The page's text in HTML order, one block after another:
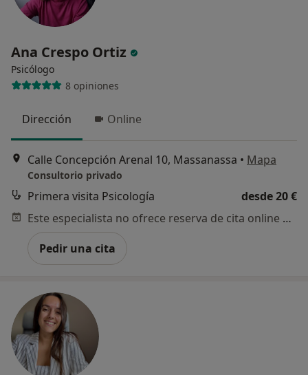
Ana Crespo Ortiz
Psicólogo
8 opiniones
Dirección Online
Calle Concepción Arenal 10, Massanassa • Mapa
Consultorio privado
Primera visita Psicología
desde 20 €
Este especialista no ofrece reserva de cita online en esta dirección.
Pedir una cita